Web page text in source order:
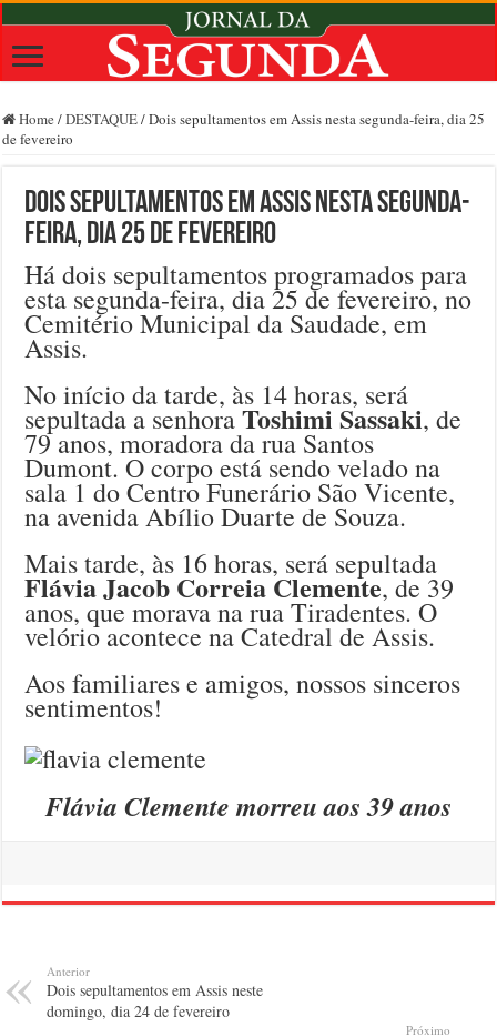
Home /DESTAQUE/Dois sepultamentos em Assis nesta segunda-feira, dia 25
de fevereiro
Dois sepultamentos em Assis nesta segunda-
feira, dia 25 de fevereiro
Há dois sepultamentos programados para
esta segunda-feira, dia 25 de fevereiro, no
Cemitério Municipal da Saudade, em
Assis.
No início da tarde, às 14 horas, será
sepultada a senhoraToshimi Sassaki, de
79 anos, moradora da rua Santos
Dumont. O corpo está sendo velado na
sala 1 do Centro Funerário São Vicente,
na avenida Abílio Duarte de Souza.
Mais tarde, às 16 horas, será sepultada
Flávia Jacob Correia Clemente, de 39
anos, que morava na rua Tiradentes. O
velório acontece na Catedral de Assis.
Aos familiares e amigos, nossos sinceros
sentimentos!
Flávia Clemente morreu aos 39 anos
Anterior
Dois sepultamentos em Assis neste
domingo, dia 24 de fevereiro
Próximo